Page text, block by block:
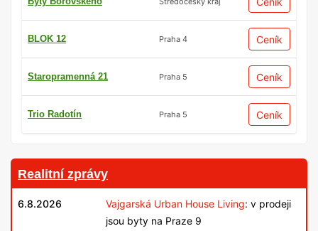
BLOK 12 Praha 4 Ceník
Staropramenná 21 Praha 5 Ceník
Trio Radotín Praha 5 Ceník
Realitní zprávy
6.8.2026 Vajgarská Urban House Living: v prodeji
jsou byty na Praze 9